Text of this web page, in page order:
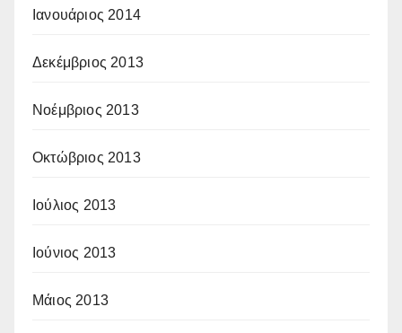
Ιανουάριος 2014
Δεκέμβριος 2013
Νοέμβριος 2013
Οκτώβριος 2013
Ιούλιος 2013
Ιούνιος 2013
Μάιος 2013